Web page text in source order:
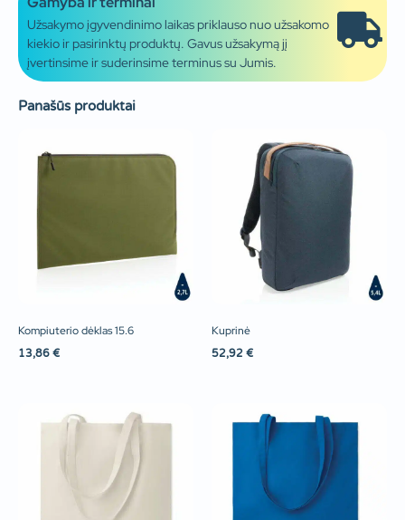
Užsakymo įgyvendinimo laikas priklauso nuo užsakomo
kiekio ir pasirinktų produktų. Gavus užsakymą jį
įvertinsime ir suderinsime terminus su Jumis.
Panašūs produktai
Kompiuterio dėklas 15.6
13,86 €
Kuprinė
52,92 €